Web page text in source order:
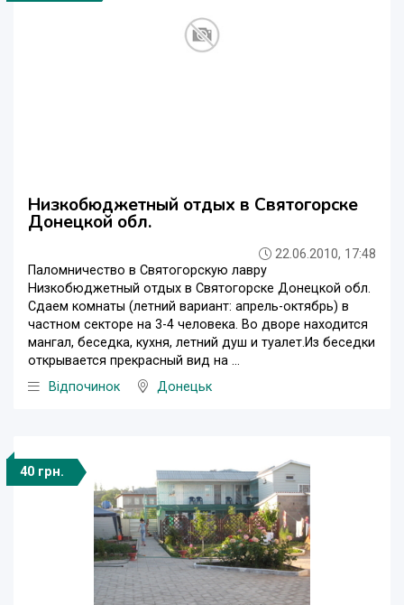
Низкобюджетный отдых в Святогорске
Донецкой обл.
22.06.2010, 17:48
Паломничество в Святогорскую лавру
Низкобюджетный отдых в Святогорске Донецкой обл.
Сдаем комнаты (летний вариант: апрель-октябрь) в
частном секторе на 3-4 человека. Во дворе находится
мангал, беседка, кухня, летний душ и туалет.Из беседки
открывается прекрасный вид на ...
Відпочинок
Донецьк
40 грн.